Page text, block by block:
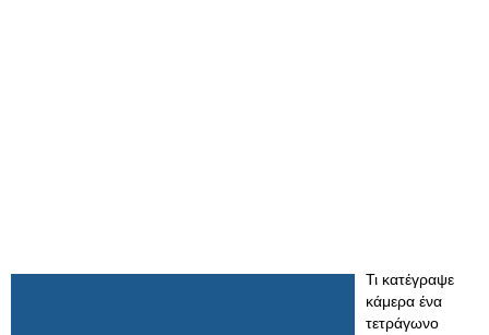
Τι κατέγραψε
κάμερα ένα
τετράγωνο